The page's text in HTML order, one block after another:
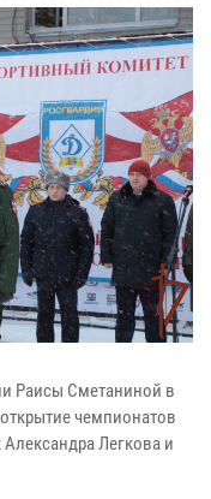
Раисы Сметаниной в
чемпионатов
Легкова и